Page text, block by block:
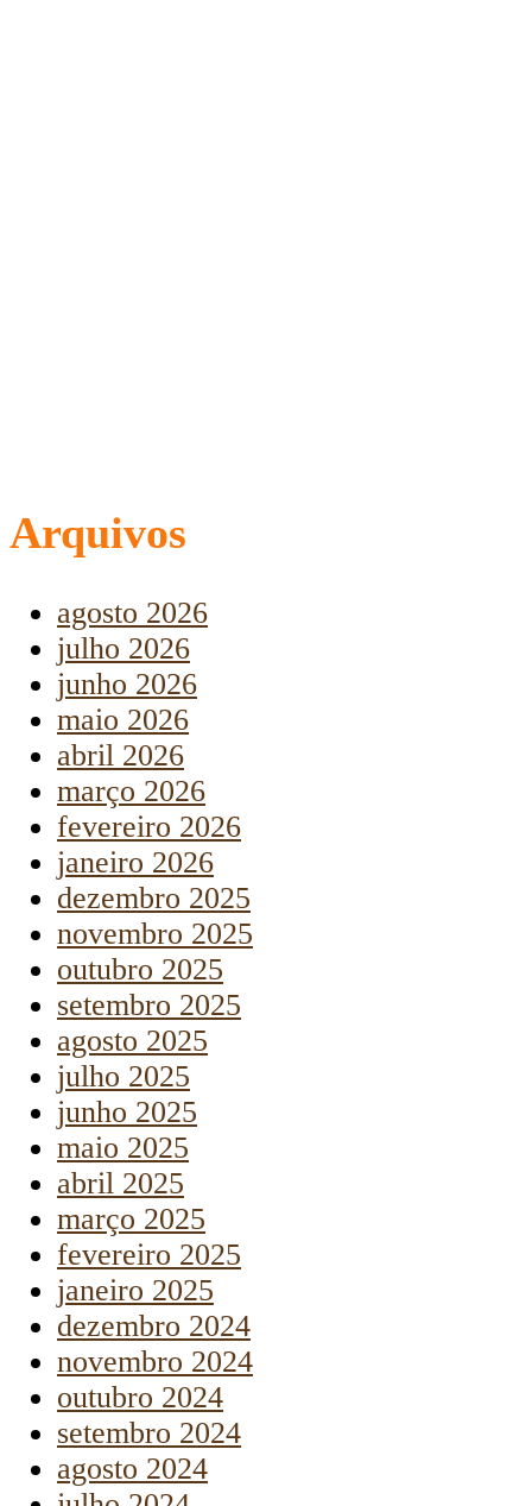
Arquivos
agosto 2026
julho 2026
junho 2026
maio 2026
abril 2026
março 2026
fevereiro 2026
janeiro 2026
dezembro 2025
novembro 2025
outubro 2025
setembro 2025
agosto 2025
julho 2025
junho 2025
maio 2025
abril 2025
março 2025
fevereiro 2025
janeiro 2025
dezembro 2024
novembro 2024
outubro 2024
setembro 2024
agosto 2024